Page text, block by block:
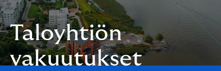
Taloyhtiön
vakuutukset